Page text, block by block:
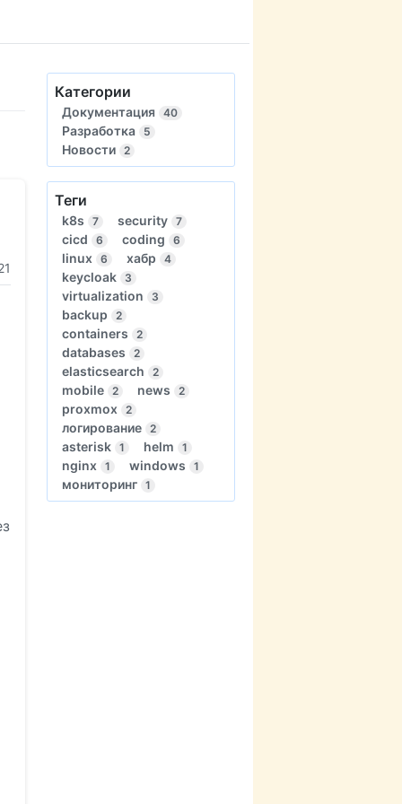
Категории
Документация 40
Разработка 5
Новости 2
Теги
k8s 7 security 7
cicd 6 coding 6
linux 6 хабр 4
keycloak 3
virtualization 3
backup 2
containers 2
databases 2
elasticsearch 2
mobile 2 news 2
proxmox 2
логирование 2
asterisk 1 helm 1
nginx 1 windows 1
мониторинг 1